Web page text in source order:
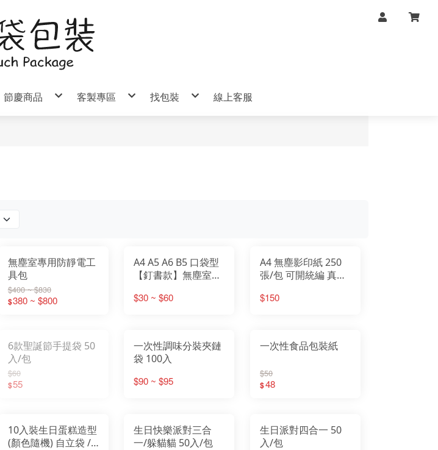
節慶商品 客製專區 找包裝 線上客服
無塵室專用防靜電工
具包
$400 ~ $830
$380 ~ $800
A4 A5 A6 B5 口袋型
【釘書款】無塵室筆
實驗室筆記本／口袋
$30 ~ $60
A4 無塵影印紙 250
張/包 可開統編 真空
室影印紙
$150
6款聖誕節手提袋 50
入/包
$60
$55
一次性調味分裝夾鏈
袋 100入
$90 ~ $95
一次性食品包裝紙
$50
$48
10入裝生日蛋糕造型
(顏色隨機) 自立袋 /
生日快樂派對三合
一/躲貓貓 50入/包
生日派對四合一 50
入/包